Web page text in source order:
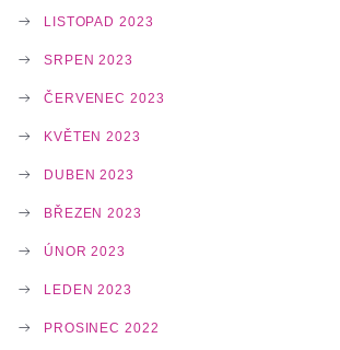
LISTOPAD 2023
SRPEN 2023
ČERVENEC 2023
KVĚTEN 2023
DUBEN 2023
BŘEZEN 2023
ÚNOR 2023
LEDEN 2023
PROSINEC 2022